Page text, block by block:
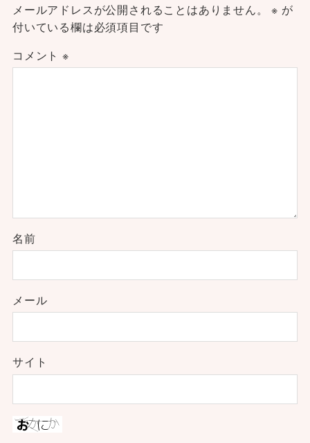
メールアドレスが公開されることはありません。 ※ が
付いている欄は必須項目です
コメント ※
名前
メール
サイト